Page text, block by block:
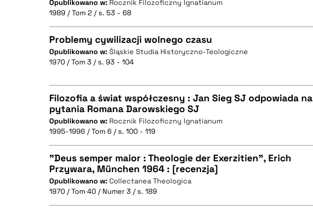
BIBTEX
CZYSTY TEKST
BIBTEX
Opublikowano w: Rocznik Filozoficzny Ignatianum
1989 / Tom 2 / s. 53 - 68
CZYSTY TEKST
BIBTEX
Problemy cywilizacji wolnego czasu
Opublikowano w: Śląskie Studia Historyczno-Teologiczne
1970 / Tom 3 / s. 93 - 104
CZYSTY TEKST
BIBTEX
Filozofia a świat współczesny : Jan Sieg SJ odpowiada na
pytania Romana Darowskiego SJ
Opublikowano w: Rocznik Filozoficzny Ignatianum
1995-1996 / Tom 6 / s. 100 - 119
CZYSTY TEKST
"Deus semper maior : Theologie der Exerzitien", Erich
Przywara, München 1964 : [recenzja]
Opublikowano w: Collectanea Theologica
1970 / Tom 40 / Numer 3 / s. 189